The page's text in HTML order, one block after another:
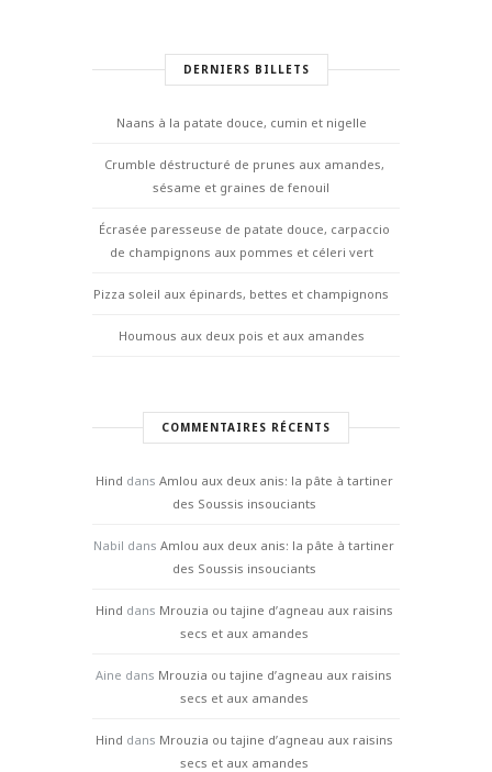
DERNIERS BILLETS
Naans à la patate douce, cumin et nigelle
Crumble déstructuré de prunes aux amandes,
sésame et graines de fenouil
Écrasée paresseuse de patate douce, carpaccio
de champignons aux pommes et céleri vert
Pizza soleil aux épinards, bettes et champignons
Houmous aux deux pois et aux amandes
COMMENTAIRES RÉCENTS
Hind dans Amlou aux deux anis: la pâte à tartiner
des Soussis insouciants
Nabil dans Amlou aux deux anis: la pâte à tartiner
des Soussis insouciants
Hind dans Mrouzia ou tajine d’agneau aux raisins
secs et aux amandes
Aine dans Mrouzia ou tajine d’agneau aux raisins
secs et aux amandes
Hind dans Mrouzia ou tajine d’agneau aux raisins
secs et aux amandes